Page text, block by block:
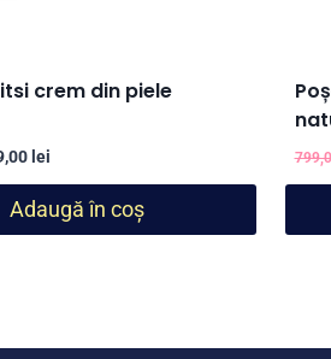
crem din piele
lei
curent
este:
599,00 lei.
Adaugă în coș